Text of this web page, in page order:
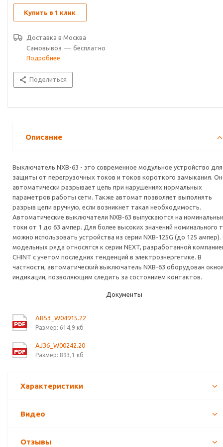
Купить в 1 клик
Доставка в Москва
Самовывоз — бесплатно
Подробнее
Поделиться
Описание
Выключатель NXB-63 - это современное модульное устройство для
защиты от перегрузочных токов и токов короткого замыкания.
автоматически разрывает цепь при нарушениях нормальных
параметров работы сети. Также автомат позволяет выполнять
разрыв цепи вручную, если возникнет такая необходимость.
Автоматические выключатели NXB-63 выпускаются на
токи от 1 до 63 ампер. Для более высоких значений номинального
можно использовать устройства из серии NXB-125G (до 125
модельных ряда относятся к серии NEXT, разработанной
CHINT с учетом последних тенденций в электроэнергетике. В
частности, автоматический выключатель NXB-63 оборудован
индикации, позволяющим следить за состоянием контактов.
Документы
AB53_W04915.22
Размер: 614,9 кб
AJ36_W00242.20
Размер: 893,1 кб
Характеристики
Видео
Отзывы